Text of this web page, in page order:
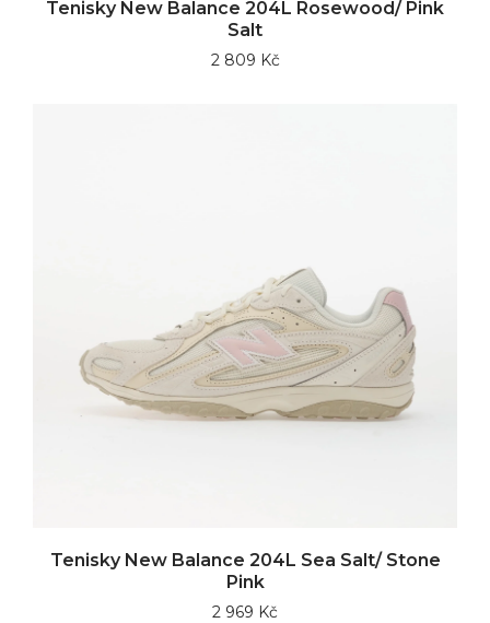
Tenisky New Balance 204L Rosewood/ Pink
Salt
2 809 Kč
Tenisky New Balance 204L Sea Salt/ Stone
Pink
2 969 Kč